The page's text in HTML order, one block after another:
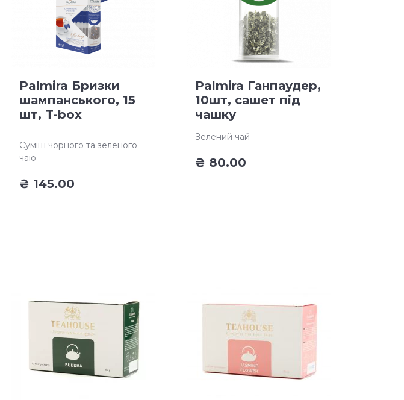
Palmira Бризки
шампанського, 15
шт, T-box
Суміш чорного та зеленого
чаю
₴ 145.00
Palmira Ганпаудер,
10шт, сашет під
чашку
Зелений чай
₴ 80.00